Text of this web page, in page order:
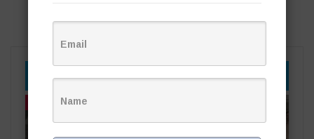
YOU MIGHT ALSO LIKE
తాజా వార్తలు